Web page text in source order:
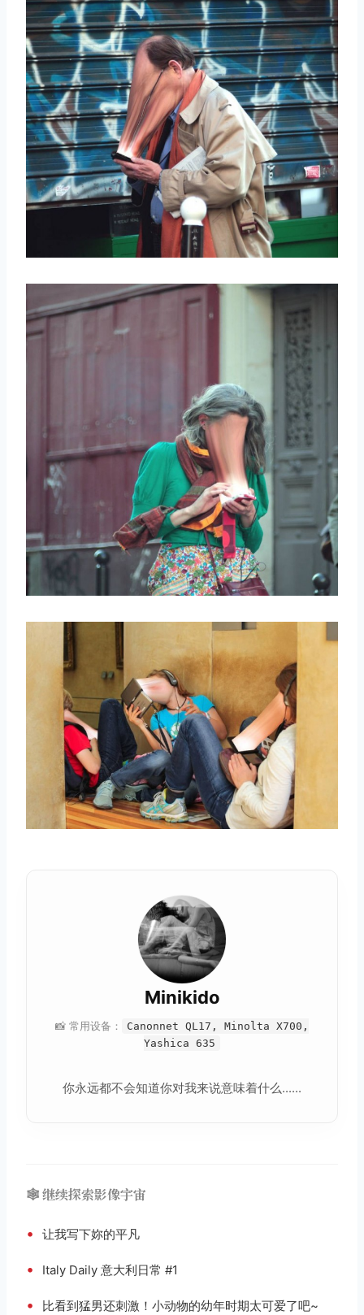
Minikido
📸 常用设备：
Canonnet QL17, Minolta X700,
Yashica 635
你永远都不会知道你对我来说意味着什么......
🕸️ 继续探索影像宇宙
• 让我写下妳的平凡
• Italy Daily 意大利日常 #1
• 比看到猛男还刺激！小动物的幼年时期太可爱了吧~